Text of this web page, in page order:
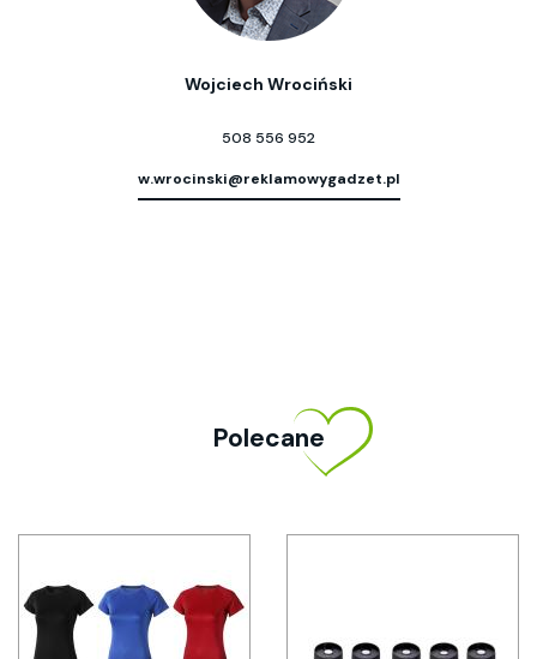
Wojciech Wrociński
508 556 952
w.wrocinski@reklamowygadzet.pl
Polecane